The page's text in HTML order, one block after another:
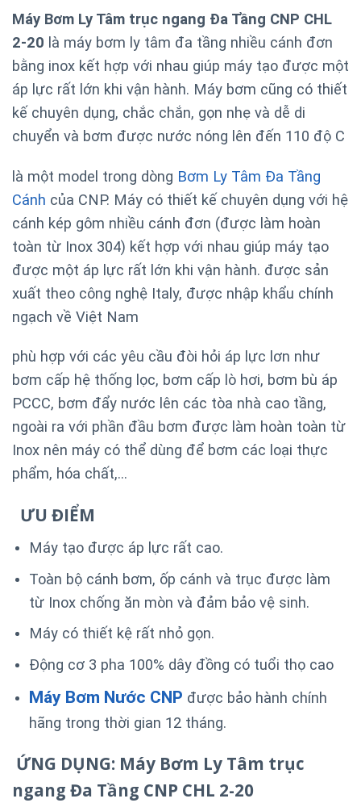
Máy Bơm Ly Tâm trục ngang Đa Tầng CNP CHL
2-20 là máy bơm ly tâm đa tầng nhiều cánh đơn
bằng inox kết hợp với nhau giúp máy tạo được một
áp lực rất lớn khi vận hành. Máy bơm cũng có thiết
kế chuyên dụng, chắc chắn, gọn nhẹ và dễ di
chuyển và bơm được nước nóng lên đến 110 độ C
là một model trong dòng Bơm Ly Tâm Đa Tầng
Cánh của CNP. Máy có thiết kế chuyên dụng với hệ
cánh kép gôm nhiều cánh đơn (được làm hoàn
toàn từ Inox 304) kết hợp với nhau giúp máy tạo
được một áp lực rất lớn khi vận hành. được sản
xuất theo công nghệ Italy, được nhập khẩu chính
ngạch về Việt Nam
phù hợp với các yêu cầu đòi hỏi áp lực lơn như
bơm cấp hệ thống lọc, bơm cấp lò hơi, bơm bù áp
PCCC, bơm đẩy nước lên các tòa nhà cao tầng,
ngoài ra với phần đầu bơm được làm hoàn toàn từ
Inox nên máy có thể dùng để bơm các loại thực
phẩm, hóa chất,…
ƯU ĐIỂM
Máy tạo được áp lực rất cao.
Toàn bộ cánh bơm, ốp cánh và trục được làm
từ Inox chống ăn mòn và đảm bảo vệ sinh.
Máy có thiết kệ rất nhỏ gọn.
Động cơ 3 pha 100% dây đồng có tuổi thọ cao
Máy Bơm Nước CNP được bảo hành chính
hãng trong thời gian 12 tháng.
ỨNG DỤNG: Máy Bơm Ly Tâm trục
ngang Đa Tầng CNP CHL 2-20